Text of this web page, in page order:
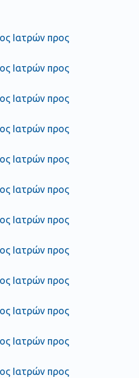
Ιατρών προς
Ιατρών προς
Ιατρών προς
Ιατρών προς
Ιατρών προς
Ιατρών προς
Ιατρών προς
Ιατρών προς
Ιατρών προς
Ιατρών προς
Ιατρών προς
Ιατρών προς